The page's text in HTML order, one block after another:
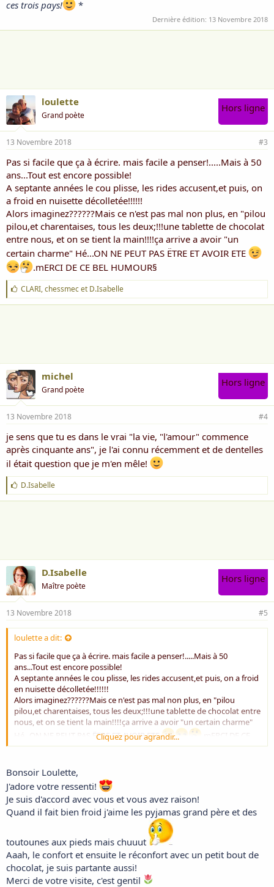
ces trois pays! *
Dernière édition: 13 Novembre 2018
loulette
Grand poète
Hors ligne
13 Novembre 2018 #3
Pas si facile que ça à écrire. mais facile a penser!.....Mais à 50
ans...Tout est encore possible!
A septante années le cou plisse, les rides accusent,et puis, on
a froid en nuisette décolletée!!!!!!
Alors imaginez??????Mais ce n'est pas mal non plus, en "pilou
pilou,et charentaises, tous les deux;!!!une tablette de chocolat
entre nous, et on se tient la main!!!!ça arrive a avoir "un
certain charme" Hé...ON NE PEUT PAS ËTRE ET AVOIR ETE
.mERCI DE CE BEL HUMOUR§
J
'
a
CLARI,chessmecet D.Isabelle
michel
Grand poète
Hors ligne
13 Novembre 2018 #4
je sens que tu es dans le vrai "la vie, "l'amour" commence
après cinquante ans", je l'ai connu récemment et de dentelles
il était question que je m'en mêle!
J
'
a
D.Isabelle
D.Isabelle
Maître poète
Hors ligne
13 Novembre 2018 #5
loulette a dit:
Pas si facile que ça à écrire. mais facile a penser!.....Mais à 50
ans...Tout est encore possible!
A septante années le cou plisse, les rides accusent,et puis, on a froid
en nuisette décolletée!!!!!!
Alors imaginez??????Mais ce n'est pas mal non plus, en "pilou
pilou,et charentaises, tous les deux;!!!une tablette de chocolat entre
nous, et on se tient la main!!!!ça arrive a avoir "un certain charme"
Hé...ON NE PEUT PAS ËTRE ET AVOIR ETE
.mERCI DE CE
BEL HUMOUR§
Cliquez pour agrandir...
Bonsoir Loulette,
J'adore votre ressenti!
Je suis d'accord avec vous et vous avez raison!
Quand il fait bien froid j'aime les pyjamas grand père et des
toutounes aux pieds mais chuuut
Aaah, le confort et ensuite le réconfort avec un petit bout de
chocolat, je suis partante aussi!
Merci de votre visite, c'est gentil